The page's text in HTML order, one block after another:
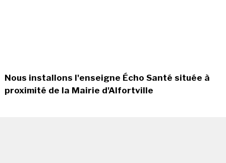
Nous installons l'enseigne Écho Santé située à
proximité de la Mairie d'Alfortville